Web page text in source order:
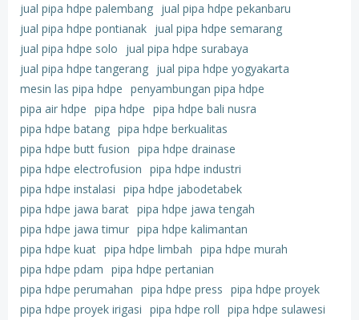
jual pipa hdpe palembang jual pipa hdpe pekanbaru
jual pipa hdpe pontianak jual pipa hdpe semarang
jual pipa hdpe solo
jual pipa hdpe surabaya
jual pipa hdpe tangerang jual pipa hdpe yogyakarta
mesin las pipa hdpe penyambungan pipa hdpe
pipa air hdpe pipa hdpe pipa hdpe bali nusra
pipa hdpe batang pipa hdpe berkualitas
pipa hdpe butt fusion pipa hdpe drainase
pipa hdpe electrofusion pipa hdpe industri
pipa hdpe instalasi pipa hdpe jabodetabek
pipa hdpe jawa barat pipa hdpe jawa tengah
pipa hdpe jawa timur pipa hdpe kalimantan
pipa hdpe kuat pipa hdpe limbah pipa hdpe murah
pipa hdpe pdam pipa hdpe pertanian
pipa hdpe perumahan pipa hdpe press pipa hdpe proyek
pipa hdpe proyek irigasi pipa hdpe roll pipa hdpe sulawesi